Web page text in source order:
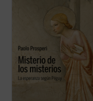
objetivo más circunscrito, pero no menos
difícil: intentar comprender las razones
llevan al autor de este ...(ver ficha)